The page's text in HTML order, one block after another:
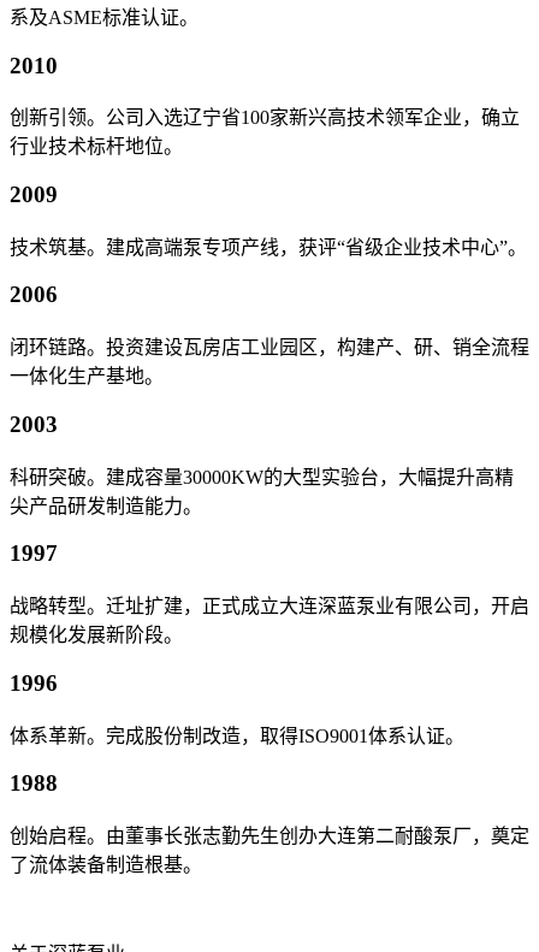
系及ASME标准认证。
2010
创新引领。公司入选辽宁省100家新兴高技术领军企业，确立
行业技术标杆地位。
2009
技术筑基。建成高端泵专项产线，获评“省级企业技术中心”。
2006
闭环链路。投资建设瓦房店工业园区，构建产、研、销全流程
一体化生产基地。
2003
科研突破。建成容量30000KW的大型实验台，大幅提升高精
尖产品研发制造能力。
1997
战略转型。迁址扩建，正式成立大连深蓝泵业有限公司，开启
规模化发展新阶段。
1996
体系革新。完成股份制改造，取得ISO9001体系认证。
1988
创始启程。由董事长张志勤先生创办大连第二耐酸泵厂，奠定
了流体装备制造根基。